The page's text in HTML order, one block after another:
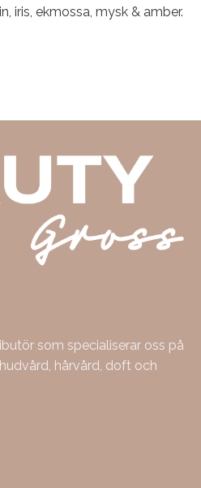
iris, ekmossa, mysk & amber.
som specialiserar oss på
hårvård, doft och